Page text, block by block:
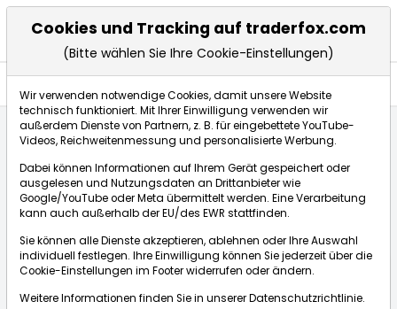
EQS-Stimmrechte: Aurubis AG (deutsch)
dpa-AFX Compact
ÜBERSICHT DPA-AFX PROFEED
DPA-AFX COMPACT
NEWSBOT
Cookies und Tracking auf traderfox.com
(Bitte wählen Sie Ihre Cookie-Einstellungen)
Wir verwenden notwendige Cookies, damit unsere Website
technisch funktioniert. Mit Ihrer Einwilligung verwenden wir
außerdem Dienste von Partnern, z. B. für eingebettete YouTube-
Videos, Reichweitenmessung und personalisierte Werbung.
Dabei können Informationen auf Ihrem Gerät gespeichert oder
ausgelesen und Nutzungsdaten an Drittanbieter wie
Google/YouTube oder Meta übermittelt werden. Eine Verarbeitung
kann auch außerhalb der EU/des EWR stattfinden.
Sie können alle Dienste akzeptieren, ablehnen oder Ihre Auswahl
individuell festlegen. Ihre Einwilligung können Sie jederzeit über die
Cookie-Einstellungen im Footer widerrufen oder ändern.
Weitere Informationen finden Sie in unsererDatenschutzrichtlinie.